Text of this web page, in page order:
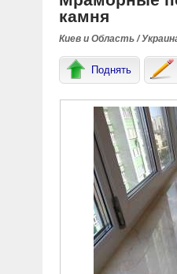
камня
Киев и Область /
Поднять